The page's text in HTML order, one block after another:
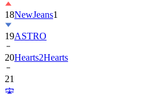
19ASTRO
20Hearts2Hearts
21
宋
慧